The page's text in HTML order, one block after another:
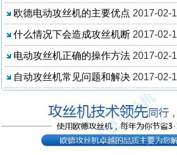
欧德电动攻丝机的主要优点 2017-02-
什么情况下会造成攻丝机断 2017-02-
电动攻丝机正确的操作方法 2017-02-
自动攻丝机常见问题和解决 2017-02-